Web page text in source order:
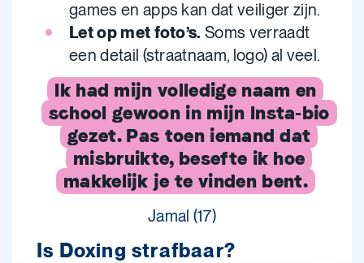
games en apps kan dat veiliger zijn.
Let op met foto’s. Soms verraadt
een detail (straatnaam, logo) al veel.
Ik had mijn volledige naam en
school gewoon in mijn Insta-bio
gezet. Pas toen iemand dat
misbruikte, besefte ik hoe
makkelijk je te vinden bent.
Jamal (17)
Is Doxing strafbaar?